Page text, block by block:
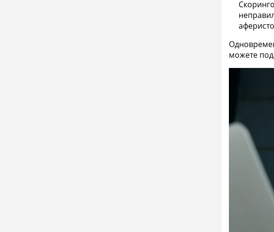
можете